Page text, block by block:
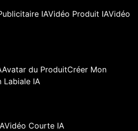
IAVidéo Produit IAVidéo
Avatar du ProduitCréer Mon
Labiale IA
Vidéo Courte IA